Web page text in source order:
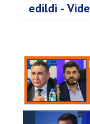
edildi -